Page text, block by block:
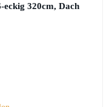
320cm, Dach